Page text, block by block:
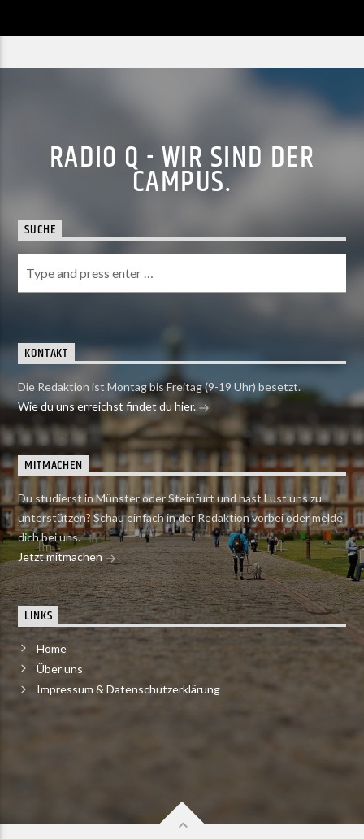
RADIO Q - WIR SIND DER
CAMPUS.
SUCHE
KONTAKT
Die Redaktion ist Montag bis Freitag (9-19 Uhr) besetzt.
Wie du uns erreichst findet du hier.
MITMACHEN
Du studierst in Münster oder Steinfurt und hast Lust uns zu
unterstützen? Schau einfach in der Redaktion vorbei oder melde
dich bei uns.
Jetzt mitmachen
LINKS
Home
Über uns
Impressum & Datenschutzerklärung